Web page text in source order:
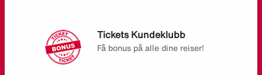
Tickets Kundeklubb
Få bonus på alle dine reiser!